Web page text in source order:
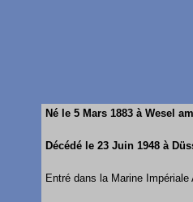
Né le 5 Mars 1883 à Wesel
Décédé le 23 Juin 1948 à
Entré dans la Marine Impériale